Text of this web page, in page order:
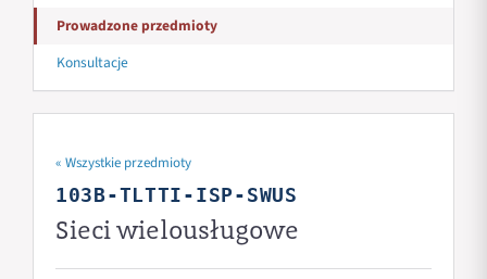
« Wszystkie przedmioty
103B-TLTTI-ISP-SWUS
Sieci wielousługowe
Prowadzone przedmioty
Konsultacje